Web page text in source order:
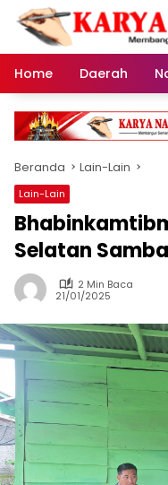
Langsung
konten
Home
Daerah
Beranda Lain-Lain
Lain-Lain
Selatan
2 Min Baca
21/01/2025